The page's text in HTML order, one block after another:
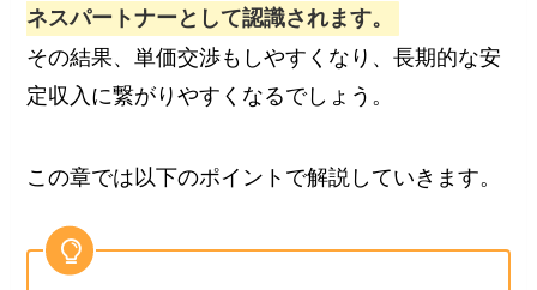
ネスパートナーとして認識されます。
その結果、単価交渉もしやすくなり、長期的な安
定収入に繋がりやすくなるでしょう。
この章では以下のポイントで解説していきます。